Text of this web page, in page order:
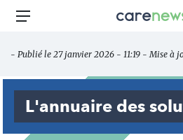
Aller
principal
Carenews,
des
acteurs
Menu
- Publié le 27 janvier 2026 - 11:19 - Mise à
L'annuaire des